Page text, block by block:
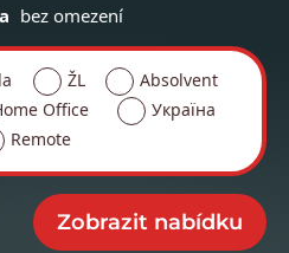
bez omezení
ŽL
Absolvent
Office
Україна
Remote